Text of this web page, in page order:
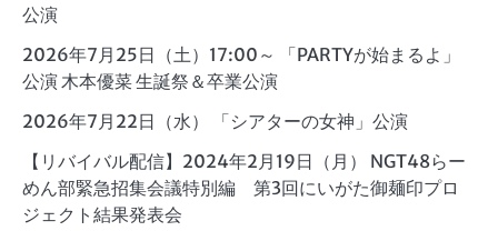
公演
2026年7月25日（土）17:00～ 「PARTYが始まるよ」
公演 木本優菜 生誕祭＆卒業公演
2026年7月22日（水） 「シアターの女神」公演
【リバイバル配信】2024年2月19日（月） NGT48らー
めん部緊急招集会議特別編 第3回にいがた御麺印プロ
ジェクト結果発表会